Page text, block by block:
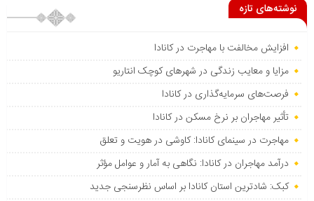
نوشته‌های تازه
افزایش مخالفت با مهاجرت در کانادا
مزایا و معایب زندگی در شهرهای کوچک انتاریو
فرصت‌های سرمایه‌گذاری در کانادا
تأثیر مهاجران بر نرخ مسکن در کانادا
مهاجرت در سینمای کانادا: کاوشی در هویت و تعلق
درآمد مهاجران در کانادا: نگاهی به آمار و عوامل مؤثر
کبک: شادترین استان کانادا بر اساس نظرسنجی جدید